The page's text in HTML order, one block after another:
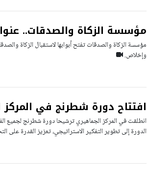
مؤسسة الزكاة والصدقات..
مؤسسة الزكاة والصدقات تفتح أبوابها لاستقبال الزكاة
وإخلاص.
افتتاح دورة شطرنج في
انطلقت في المركز الجماهيري ترشيحا دورة شطرنج لجميع
الدورة إلى تطوير التفكير الاستراتيجي، تعزيز القدرة على